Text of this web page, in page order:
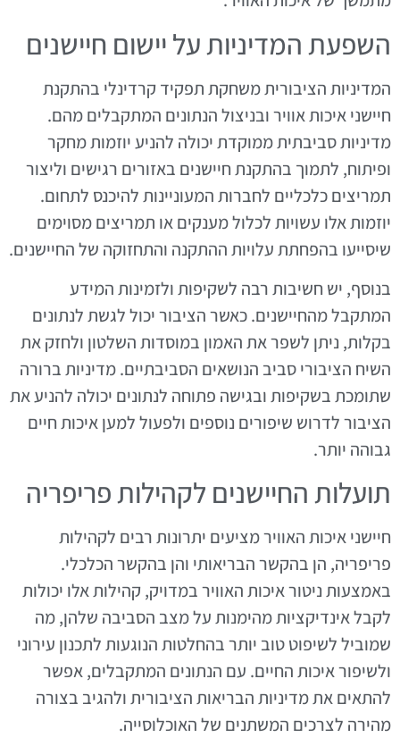
השפעת המדיניות על יישום חיישנים
המדיניות הציבורית משחקת תפקיד קרדינלי בהתקנת
חיישני איכות אוויר ובניצול הנתונים המתקבלים מהם.
מדיניות סביבתית ממוקדת יכולה להניע יוזמות מחקר
ופיתוח, לתמוך בהתקנת חיישנים באזורים רגישים וליצור
תמריצים כלכליים לחברות המעוניינות להיכנס לתחום.
יוזמות אלו עשויות לכלול מענקים או תמריצים מסוימים
שיסייעו בהפחתת עלויות ההתקנה והתחזוקה של החיישנים.
בנוסף, יש חשיבות רבה לשקיפות ולזמינות המידע
המתקבל מהחיישנים. כאשר הציבור יכול לגשת לנתונים
בקלות, ניתן לשפר את האמון במוסדות השלטון ולחזק את
השיח הציבורי סביב הנושאים הסביבתיים. מדיניות ברורה
שתומכת בשקיפות ובגישה פתוחה לנתונים יכולה להניע את
הציבור לדרוש שיפורים נוספים ולפעול למען איכות חיים
גבוהה יותר.
תועלות החיישנים לקהילות פריפריה
חיישני איכות האוויר מציעים יתרונות רבים לקהילות
פריפריה, הן בהקשר הבריאותי והן בהקשר הכלכלי.
באמצעות ניטור איכות האוויר במדויק, קהילות אלו יכולות
לקבל אינדיקציות מהימנות על מצב הסביבה שלהן, מה
שמוביל לשיפוט טוב יותר בהחלטות הנוגעות לתכנון עירוני
ולשיפור איכות החיים. עם הנתונים המתקבלים, אפשר
להתאים את מדיניות הבריאות הציבורית ולהגיב בצורה
מהירה לצרכים המשתנים של האוכלוסייה.